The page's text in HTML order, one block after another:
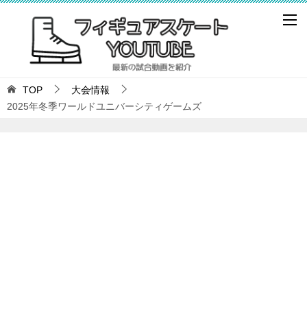
TOP
大会情報
2025年冬季ワールドユニバーシティゲームズ